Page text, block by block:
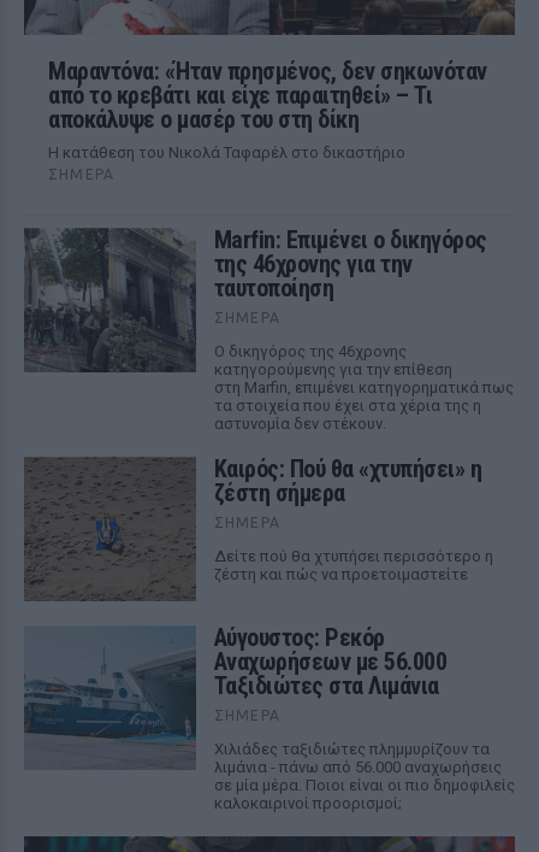
Μαραντόνα: «Ήταν πρησμένος, δεν σηκωνόταν
από το κρεβάτι και είχε παραιτηθεί» – Τι
αποκάλυψε ο μασέρ του στη δίκη
Η κατάθεση του Νικολά Ταφαρέλ στο δικαστήριο
ΣΉΜΕΡΑ
Marfin: Επιμένει ο δικηγόρος
της 46χρονης για την
ταυτοποίηση
ΣΉΜΕΡΑ
Ο δικηγόρος της 46χρονης
κατηγορούμενης για την επίθεση
στη Marfin, επιμένει κατηγορηματικά πως
τα στοιχεία που έχει στα χέρια της η
αστυνομία δεν στέκουν.
Καιρός: Πού θα «χτυπήσει» η
ζέστη σήμερα
ΣΉΜΕΡΑ
Δείτε πού θα χτυπήσει περισσότερο η
ζέστη και πώς να προετοιμαστείτε
Αύγουστος: Ρεκόρ
Αναχωρήσεων με 56.000
Ταξιδιώτες στα Λιμάνια
ΣΉΜΕΡΑ
Χιλιάδες ταξιδιώτες πλημμυρίζουν τα
λιμάνια - πάνω από 56.000 αναχωρήσεις
σε μία μέρα. Ποιοι είναι οι πιο δημοφιλείς
καλοκαιρινοί προορισμοί;